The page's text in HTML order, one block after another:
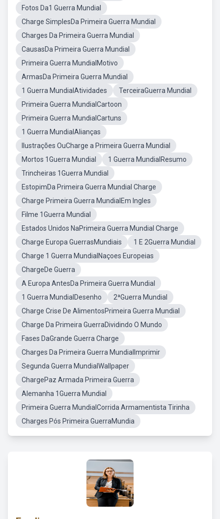
Fotos Da1 Guerra Mundial
Charge SimplesDa Primeira Guerra Mundial
Charges Da Primeira Guerra Mundial
CausasDa Primeira Guerra Mundial
Primeira Guerra MundialMotivo
ArmasDa Primeira Guerra Mundial
1 Guerra MundialAtividades
TerceiraGuerra Mundial
Primeira Guerra MundialCartoon
Primeira Guerra MundialCartuns
1 Guerra MundialAlianças
Ilustrações OuCharge a Primeira Guerra Mundial
Mortos 1Guerra Mundial
1 Guerra MundialResumo
Trincheiras 1Guerra Mundial
EstopimDa Primeira Guerra Mundial Charge
Charge Primeira Guerra MundialEm Ingles
Filme 1Guerra Mundial
Estados Unidos NaPrimeira Guerra Mundial Charge
Charge Europa GuerrasMundiais
1 E 2Guerra Mundial
Charge 1 Guerra MundialNaçoes Europeias
ChargeDe Guerra
A Europa AntesDa Primeira Guerra Mundial
1 Guerra MundialDesenho
2ªGuerra Mundial
Charge Crise De AlimentosPrimeira Guerra Mundial
Charge Da Primeira GuerraDividindo O Mundo
Fases DaGrande Guerra Charge
Charges Da Primeira Guerra MundialImprimir
Segunda Guerra MundialWallpaper
ChargePaz Armada Primeira Guerra
Alemanha 1Guerra Mundial
Primeira Guerra MundialCorrida Armamentista Tirinha
Charges Pós Primeira GuerraMundia